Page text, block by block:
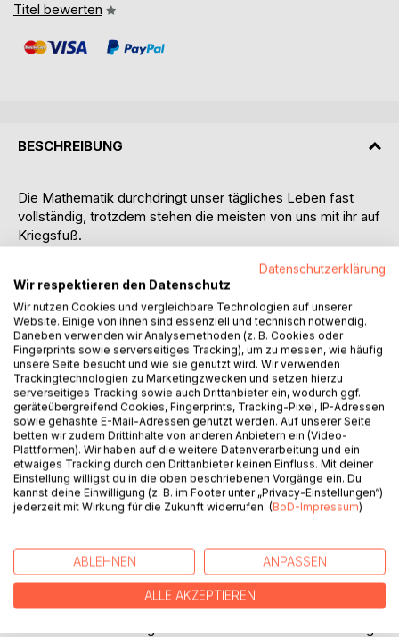
Titel bewerten
BESCHREIBUNG
Die Mathematik durchdringt unser tägliches Leben fast
vollständig, trotzdem stehen die meisten von uns mit ihr auf
Kriegsfuß.
unsere Kenntnisse und Fähigkeiten haben sich in den
letzten 50 Jahren dramatisch verändert. Der
Mathematikunterricht auf dem Weg zum Abitur vermittelt
heute aber denselben Stoff wie vor 50 Jahren.
Der berufliche Konkurrenz- und Leistungsdruck und die
erforderliche Flexibilität des Einzelnen haben enorm
zugenommen. Die Zeit für eine losgelöste humanistische
Ausbildung um ihrer selbst willen hat niemand mehr. Wenn
wir die Verkrustung des Mathematikunterrichts aufbrechen
und ihn auf dieses stark veränderte berufliche Umfeld
ausrichten, könnte man die Schüler nach Ansicht des
Autors sinnvoller und effizienter auf die Herausforderungen
des Berufslebens vorbereiten.
Das Buch wirft auf lockere Weise zunächst einen Blick auf
ersten Schritt durch eine veränderte Sichtweise einen
Zugang aus der Anwendung heraus aufzuzeigen. Auf eine
solche Weise könnte die Abneigung gegen die Mathematik
und damit auch die heutige schlechte Erfolgsquote in der
Datenschutzerklärung
Wir respektieren den Datenschutz
Wir nutzen Cookies und vergleichbare Technologien auf unserer
Website. Einige von ihnen sind essenziell und technisch notwendig.
Daneben verwenden wir Analysemethoden (z. B. Cookies oder
Fingerprints sowie serverseitiges Tracking), um zu messen, wie häufig
unsere Seite besucht und wie sie genutzt wird. Wir verwenden
Trackingtechnologien zu Marketingzwecken und setzen hierzu
serverseitiges Tracking sowie auch Drittanbieter ein, wodurch ggf.
geräteübergreifend Cookies, Fingerprints, Tracking-Pixel, IP-Adressen
sowie gehashte E-Mail-Adressen genutzt werden. Auf unserer Seite
betten wir zudem Drittinhalte von anderen Anbietern ein (Video-
Plattformen). Wir haben auf die weitere Datenverarbeitung und ein
etwaiges Tracking durch den Drittanbieter keinen Einfluss. Mit deiner
Einstellung willigst du in die oben beschriebenen Vorgänge ein. Du
kannst deine Einwilligung (z. B. im Footer unter „Privacy-Einstellungen“)
jederzeit mit Wirkung für die Zukunft widerrufen. (BoD-Impressum)
ABLEHNEN ANPASSEN
ALLE AKZEPTIEREN